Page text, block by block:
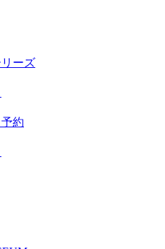
ーズ
約